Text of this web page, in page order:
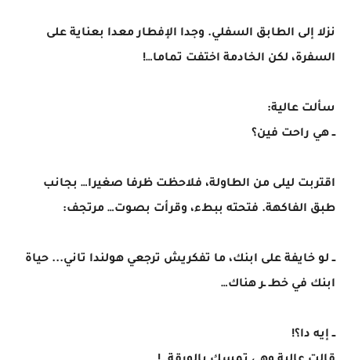
نزلا إلى الطابق السفلي. وجدا الإفطار معدا بعناية على
السفرة، لكن الخادمة اختفت تماما…!
سألت عالية:
ــ هي راحت فين؟
اقتربت ليلى من الطاولة، فلاحظت ظرفا صغيرا… بجانب
طبق الفاكهة. فتحته ببطء، وقرأت بصوت… مرتجف:
ــ لو خايفة على ابنك، ما تفكريش ترجعي هولندا تاني... حياة
ابنك في خطـ ـر هناك…
ــ إيه دا؟!